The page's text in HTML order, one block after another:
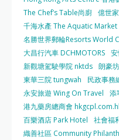
The Chef’s Table尚廚 億世
千海水產 The Aquatic Market
名勝世界郵輪Resorts World
大昌行汽車 DCHMOTORS
新觀塘駕駛學院 nktds 朗豪
東華三院 tungwah
民政事務
永安旅遊 Wing On Travel
添
港九藥房總商會
百樂酒店 Park Hotel
社會福
織善社區 Community